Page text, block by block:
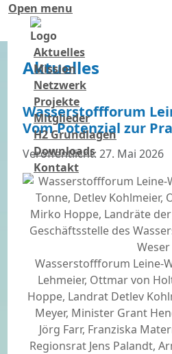
Open menu
Aktuelles
Mission
Netzwerk
Projekte
Mitglieder
H2 Grundlagen
Downloads
Kontakt
Aktuelles
Wasserstoffforum
Vom Potenzial zur
Details
Veröffentlicht: 27. Mai 2026
Wasserstoffforum Leine-
Lehmeier, Ottmar von
Hoppe, Landrat Detlev
Meyer, Minister Grant
Jörg Farr, Franziska
Regionsrat Jens Palandt,